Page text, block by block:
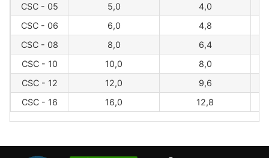
CSC - 05
5,0 4,0
CSC - 06
6,0 4,8
CSC - 08
8,0 6,4
CSC - 10
10,0 8,0
CSC - 12
12,0 9,6
CSC - 16
16,0 12,8